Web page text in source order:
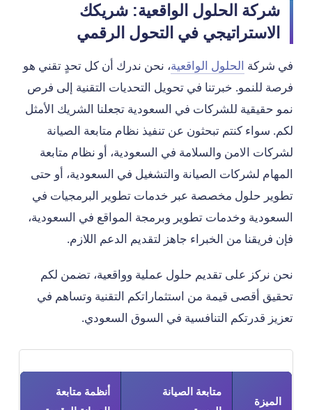
شركة الحلول الواقعية: شريكك
الاستراتيجي في التحول الرقمي
في شركة الحلول الواقعية، نحن ندرك أن كل تحدٍ تقني هو
فرصة للنمو. خبرتنا في تحويل التحديات التقنية إلى فرص
نمو حقيقية للشركات في السعودية تجعلنا الشريك الأمثل
لكم. سواء كنتم تبحثون عن تنفيذ نظام متابعة الصيانة
لشركات الامن والسلامة في السعودية، أو نظام متابعة
المهام لشركات الصيانة والتشغيل في السعودية، أو حتى
تطوير حلول مخصصة عبر خدمات تطوير البرمجيات في
السعودية وخدمات تطوير وبرمجة المواقع في السعودية،
فإن فريقنا من الخبراء جاهز لتقديم الدعم اللازم.
نحن نركز على تقديم حلول عملية وواقعية، تضمن لكم
تحقيق أقصى قيمة من استثماراتكم التقنية وتساهم في
تعزيز قدرتكم التنافسية في السوق السعودي.
الميزة
متابعة الصيانة
أنظمة متابعة